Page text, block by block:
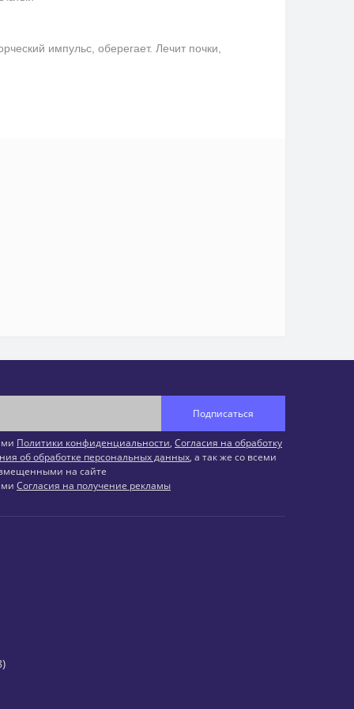
импульс, оберегает. Лечит почки,
Подписаться
Политики конфиденциальности, Согласия на обработку
об обработке персональных данных, а так же со всеми
на сайте
Согласия на получение рекламы